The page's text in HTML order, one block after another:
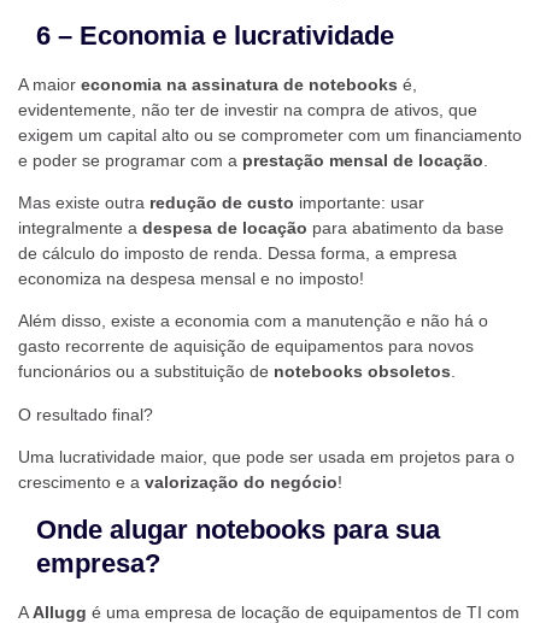
6 – Economia e lucratividade
A maior economia na assinatura de notebooks é,
evidentemente, não ter de investir na compra de ativos, que
exigem um capital alto ou se comprometer com um financiamento
e poder se programar com a prestação mensal de locação
Mas existe outra redução de custo importante: usar
integralmente a despesa de locação para abatimento da base
de cálculo do imposto de renda. Dessa forma, a empresa
economiza na despesa mensal e no imposto!
Além disso, existe a economia com a manutenção e não há o
gasto recorrente de aquisição de equipamentos para novos
funcionários ou a substituição de notebooks obsoletos.
O resultado final?
Uma lucratividade maior, que pode ser usada em projetos para o
crescimento e a valorização do negócio!
Onde alugar notebooks para sua
empresa?
AAllugg é uma empresa de locação de equipamentos de TI com